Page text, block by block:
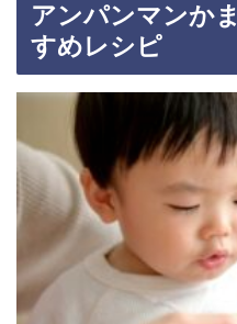
アンパンマンか
すめレシピ